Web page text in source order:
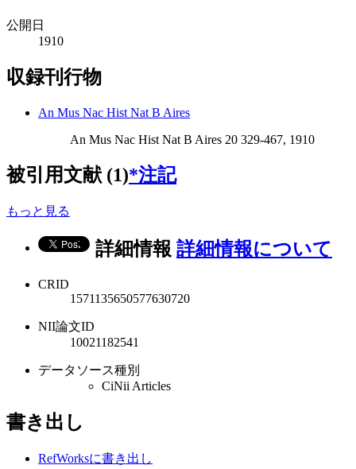
公開日
1910
収録刊行物
An Mus Nac Hist Nat B Aires
An Mus Nac Hist Nat B Aires 20 329-467, 1910
被引用文献 (1)*注記
もっと見る
詳細情報 詳細情報について
CRID
1571135650577630720
NII論文ID
10021182541
データソース種別
CiNii Articles
書き出し
RefWorksに書き出し